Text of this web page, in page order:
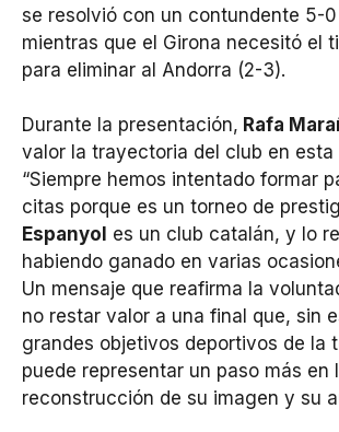
se resolvió con un contundente 5-
mientras que el Girona necesitó el
para eliminar al Andorra (2-3).
Durante la presentación, Rafa
valor la trayectoria del club en esta
“Siempre hemos intentado formar
citas porque es un torneo de
Espanyol es un club catalán, y lo
habiendo ganado en varias
Un mensaje que reafirma la
no restar valor a una final que, sin
grandes objetivos deportivos de la
puede representar un paso más en
reconstrucción de su imagen y su